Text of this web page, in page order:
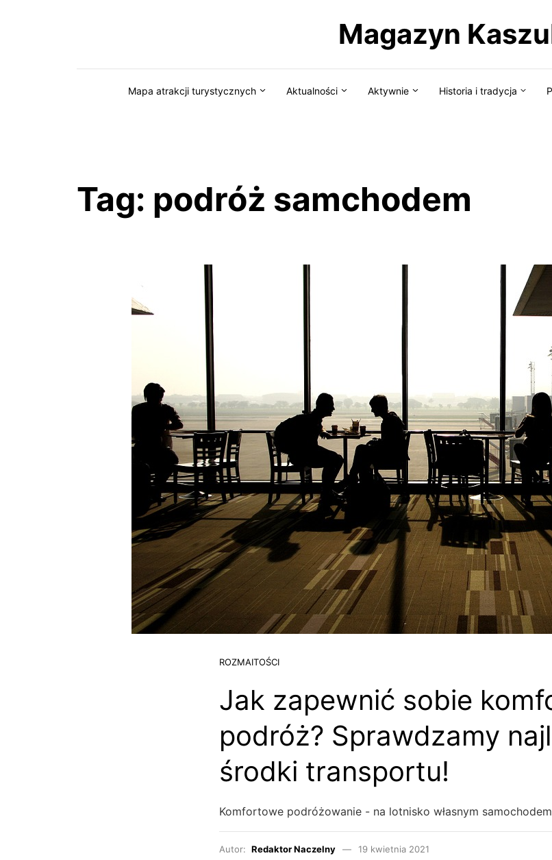
Magazyn
Mapa atrakcji turystycznych Aktualności Aktywnie Historia i tradycja
Tag: podróż samchodem
ROZMAITOŚCI
Jak zapewnić sobie
podróż? Sprawdzamy
środki transportu!
Komfortowe podróżowanie - na lotnisko własnym samochodem
Autor: Redaktor Naczelny 19 kwietnia 2021